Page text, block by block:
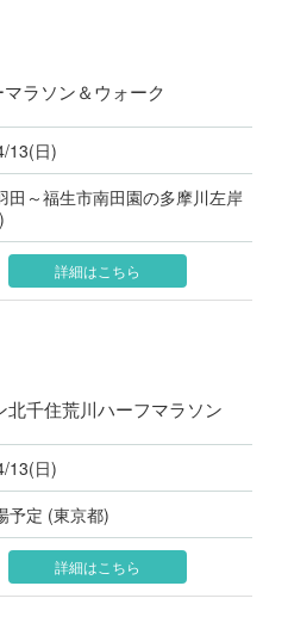
ラソン＆ウォーク
13(日)
田～福生市南田園の多摩川左岸
詳細はこちら
千住荒川ハーフマラソン
13(日)
予定 (東京都)
詳細はこちら